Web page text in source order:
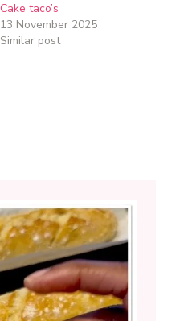
Cake taco’s
13 November 2025
Similar post